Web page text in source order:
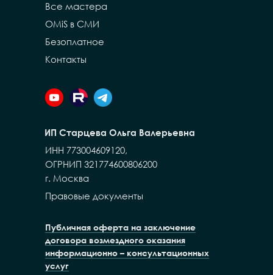
Безоплатное
Контакты
Публичная оферта на заключение
договора возмездного оказания
информационно – консультационных
услуг
OMiS в СМИ
Правовые документы
ИНН 773004609120,
ОГРНИП 321774600806200
г. Москва
ИП Старцева Ольга Валерьевна
Все мастера